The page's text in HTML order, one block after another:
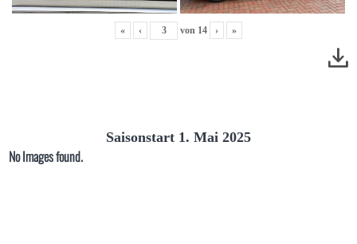
« ‹ von 14 › »
Saisonstart 1. Mai 2025
No Images found.